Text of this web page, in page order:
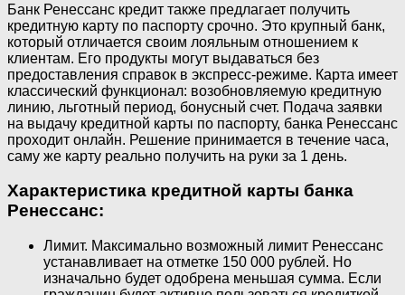
Банк Ренессанс кредит также предлагает получить
кредитную карту по паспорту срочно. Это крупный банк,
который отличается своим лояльным отношением к
клиентам. Его продукты могут выдаваться без
предоставления справок в экспресс-режиме. Карта имеет
классический функционал: возобновляемую кредитную
линию, льготный период, бонусный счет. Подача заявки
на выдачу кредитной карты по паспорту, банка Ренессанс
проходит онлайн. Решение принимается в течение часа,
саму же карту реально получить на руки за 1 день.
Характеристика кредитной карты банка
Ренессанс:
Лимит. Максимально возможный лимит Ренессанс
устанавливает на отметке 150 000 рублей. Но
изначально будет одобрена меньшая сумма. Если